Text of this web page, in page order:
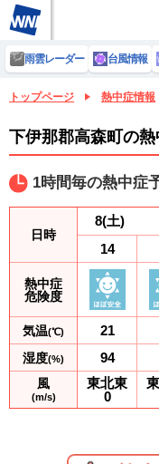
雨雲レーダー 台風情報
トップページ 熱中症情報
下伊那郡高森町の
1時間毎の熱中症
日時
熱中症
危険度
気温(℃)
湿度(%)
風
(m/s)
8(土)
14
21
94
東北東
0